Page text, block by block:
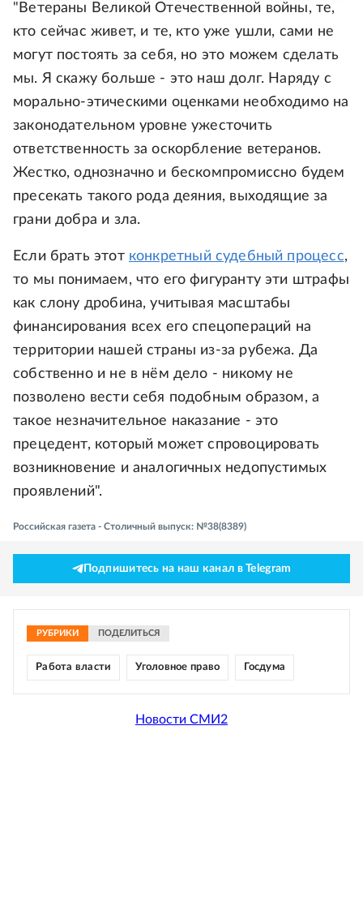
"Ветераны Великой Отечественной войны, те,
кто сейчас живет, и те, кто уже ушли, сами не
могут постоять за себя, но это можем сделать
мы. Я скажу больше - это наш долг. Наряду с
морально-этическими оценками необходимо на
законодательном уровне ужесточить
ответственность за оскорбление ветеранов.
Жестко, однозначно и бескомпромиссно будем
пресекать такого рода деяния, выходящие за
грани добра и зла.
Если брать этот конкретный судебный процесс,
то мы понимаем, что его фигуранту эти штрафы
как слону дробина, учитывая масштабы
финансирования всех его спецопераций на
территории нашей страны из-за рубежа. Да
собственно и не в нём дело - никому не
позволено вести себя подобным образом, а
такое незначительное наказание - это
прецедент, который может спровоцировать
возникновение и аналогичных недопустимых
проявлений".
Российская газета - Столичный выпуск: №38(8389)
Подпишитесь на наш канал в Telegram
РУБРИКИ ПОДЕЛИТЬСЯ
Работа власти Уголовное право Госдума
Новости СМИ2